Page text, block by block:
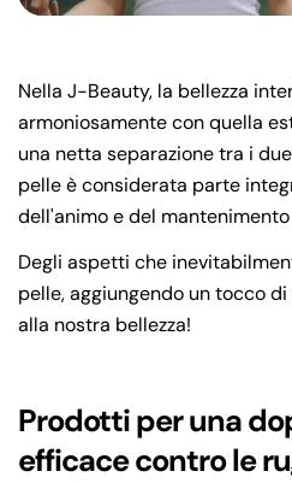
Nella J-Beauty, la bellezza
armoniosamente con quella
una netta separazione tra i
pelle è considerata parte
dell'animo e del
Degli aspetti che
pelle, aggiungendo un tocco
alla nostra bellezza!
Prodotti per una
efficace contro le